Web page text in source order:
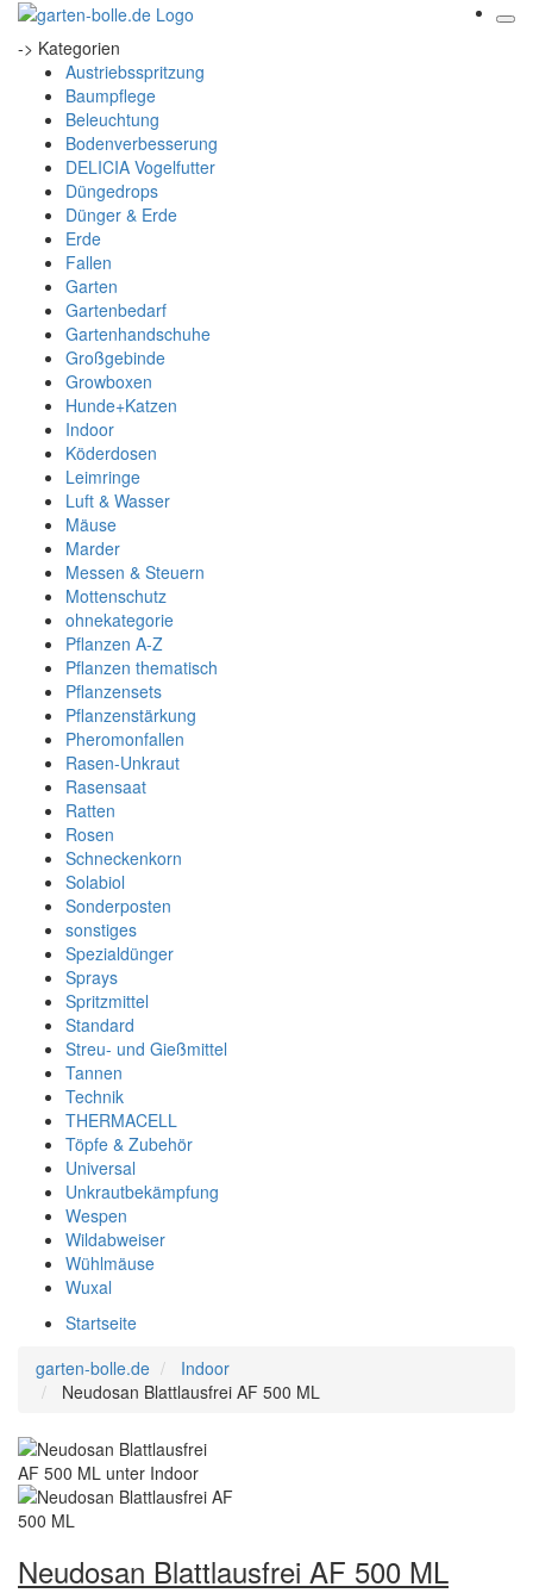
-> Kategorien
Austriebsspritzung
Baumpflege
Beleuchtung
Bodenverbesserung
DELICIA Vogelfutter
Düngedrops
Dünger & Erde
Erde
Fallen
Garten
Gartenbedarf
Gartenhandschuhe
Großgebinde
Growboxen
Hunde+Katzen
Indoor
Köderdosen
Leimringe
Luft & Wasser
Mäuse
Marder
Messen & Steuern
Mottenschutz
ohnekategorie
Pflanzen A-Z
Pflanzen thematisch
Pflanzensets
Pflanzenstärkung
Pheromonfallen
Rasen-Unkraut
Rasensaat
Ratten
Rosen
Schneckenkorn
Solabiol
Sonderposten
sonstiges
Spezialdünger
Sprays
Spritzmittel
Standard
Streu- und Gießmittel
Tannen
Technik
THERMACELL
Töpfe & Zubehör
Universal
Unkrautbekämpfung
Wespen
Wildabweiser
Wühlmäuse
Wuxal
Startseite
garten-bolle.de
Indoor
Neudosan Blattlausfrei AF 500 ML
Neudosan Blattlausfrei AF 500 ML